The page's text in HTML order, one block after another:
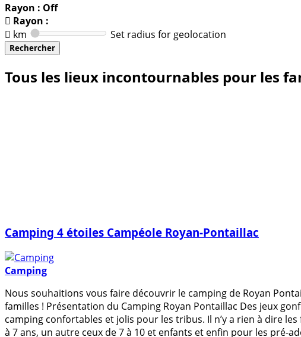
Rayon : Off
Rayon :
km
Set radius for geolocation
Tous les lieux incontournables pour les
Camping 4 étoiles Campéole Royan-Pontaillac
Camping
Nous souhaitions vous faire découvrir le camping de Royan
familles ! Présentation du Camping Royan Pontaillac Des jeux
camping confortables et jolis pour les tribus. Il n’y a rien à dire
à 7 ans, un autre ceux de 7 à 10 et enfants et enfin pour les pré-